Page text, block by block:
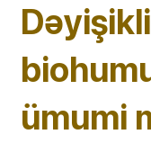
ümumi